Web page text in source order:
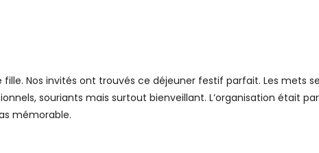
Nos invités ont trouvés ce déjeuner festif parfait. Les mets
souriants mais surtout bienveillant. L’organisation était
mémorable.